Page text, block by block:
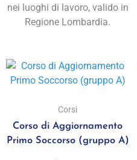
nei luoghi di lavoro, valido in
Regione Lombardia.
Corsi
Corso di Aggiornamento
Primo Soccorso (gruppo A)